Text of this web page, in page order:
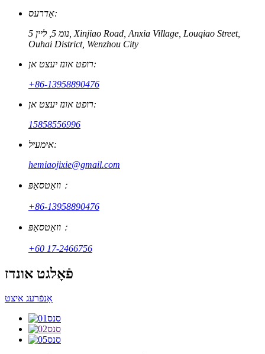
אַדרעס:
נומ 5, ליין 5, Xinjiao Road, Anxia Village, Louqiao Street,
Ouhai District, Wenzhou City
רופט אונז יעצט אן:
+86-13958890476
רופט אונז יעצט אן:
15858556996
אימעיל:
hemiaojixie@gmail.com
וואַטסאַפּ：
+86-13958890476
וואַטסאַפּ：
+60 17-2466756
פֿאָלגט אונדז
אָנפֿרעג איצט